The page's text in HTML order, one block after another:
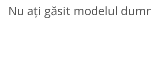
Nu ați găsit modelul